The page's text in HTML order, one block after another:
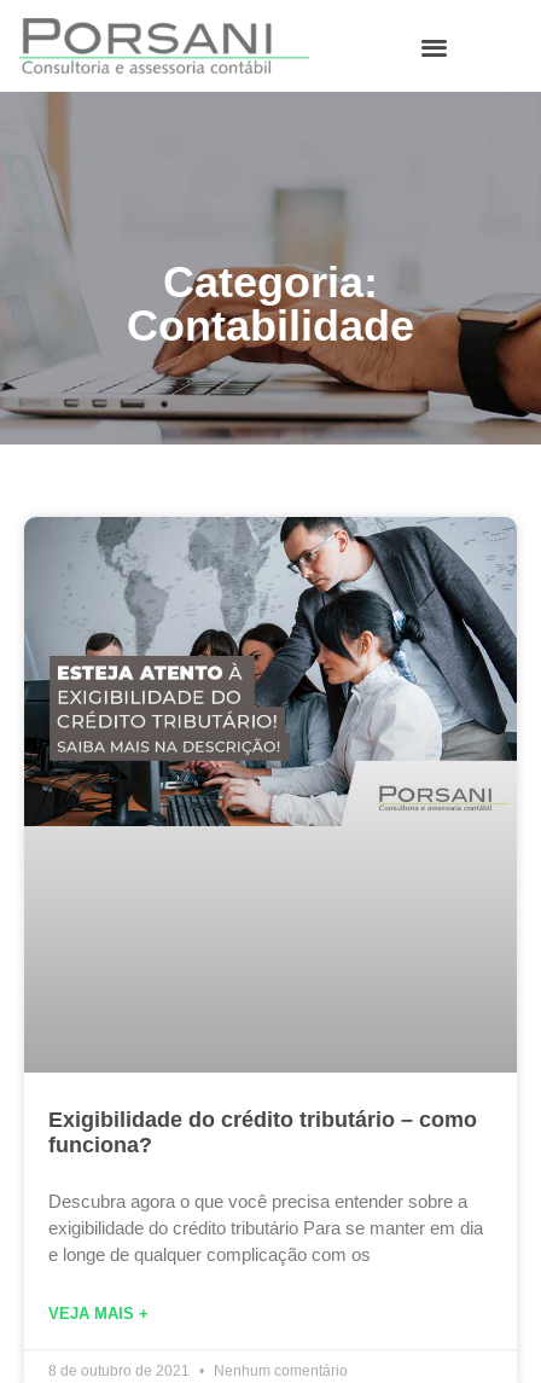
Categoria:
Contabilidade
Exigibilidade do crédito tributário – como
funciona?
Descubra agora o que você precisa entender sobre a
exigibilidade do crédito tributário Para se manter em dia
e longe de qualquer complicação com os
VEJA MAIS +
8 de outubro de 2021 Nenhum comentário